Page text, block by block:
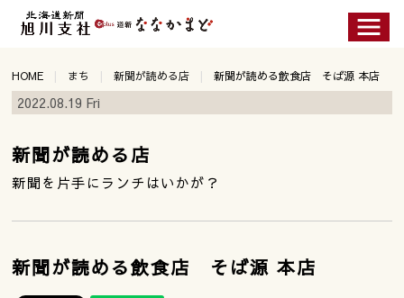
HOME まち 新聞が読める店 新聞が読める飲食店 そば源 本店
2022.08.19 Fri
新聞が読める店
新聞を片手にランチはいかが？
新聞が読める飲食店 そば源 本店